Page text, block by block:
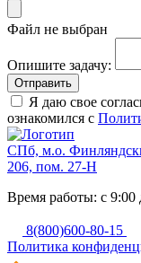
Файл не выбран
Опишите задачу:
Отправить
Я даю свое
ознакомился с
СПб, м.о.
206, пом. 27-Н
Время работы: с 9:00
8(800)600-80-15
Политика